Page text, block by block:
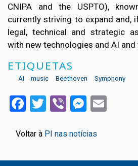
CNIPA and the USPTO),
currently striving to expand and,
legal, technical and strategic
with new technologies and AI
ETIQUETAS
AI music Beethoven Symphony
Facebook
Twitter
Viber
Voltar à PI nas notícias